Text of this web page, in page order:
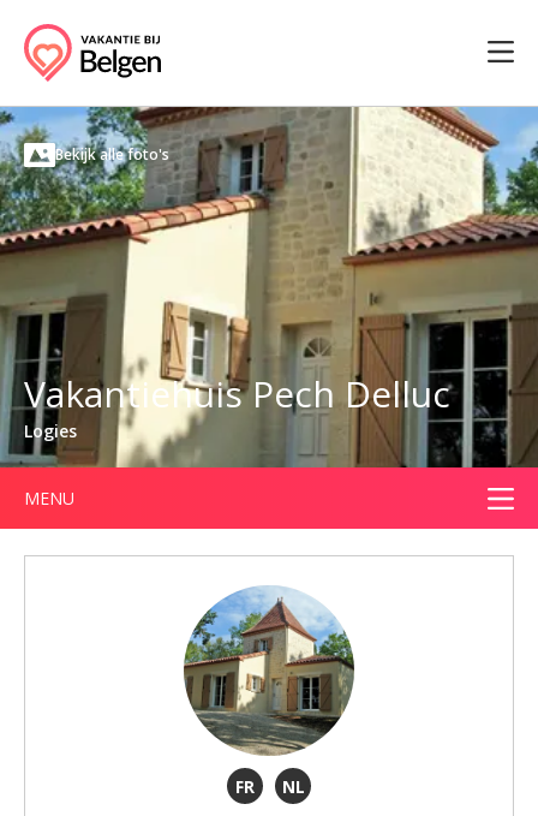
Bekijk alle foto's
Vakantiehuis Pech Delluc
Logies
MENU
FR NL